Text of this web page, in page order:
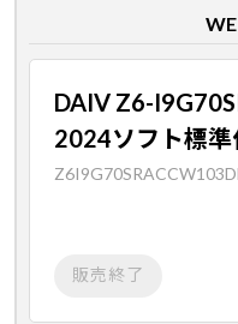
DAIV Z6-
2024ソフト標準
販売終了